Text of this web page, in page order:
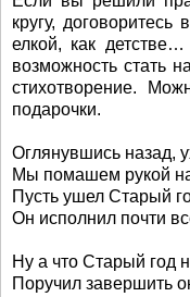
кругу, договоритесь
елкой, как
возможность стать
стихотворение.
подарочки.
Оглянувшись назад,
Мы помашем рукой
Пусть ушел Старый
Он исполнил почти
Ну а что Старый год
Поручил завершить